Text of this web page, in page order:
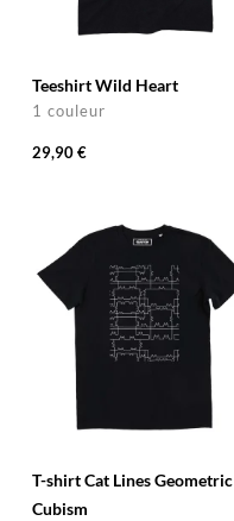
Teeshirt Wild Heart
1 couleur
29,90 €
T-shirt Cat Lines Geometric
Cubism